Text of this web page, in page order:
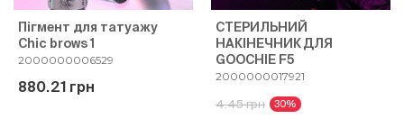
Пігмент для татуажу
Chic brows 1
2000000006529
880.21 грн
СТЕРИЛЬНИЙ
НАКІНЕЧНИК ДЛЯ
GOOCHIE F5
2000000017921
4.45 грн 30%